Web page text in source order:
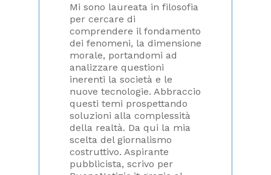
Mi sono laureata in filosofia
per cercare di
comprendere il fondamento
dei fenomeni, la dimensione
morale, portandomi ad
analizzare questioni
inerenti la società e le
nuove tecnologie. Abbraccio
questi temi prospettando
soluzioni alla complessità
della realtà. Da qui la mia
scelta del giornalismo
costruttivo. Aspirante
pubblicista, scrivo per